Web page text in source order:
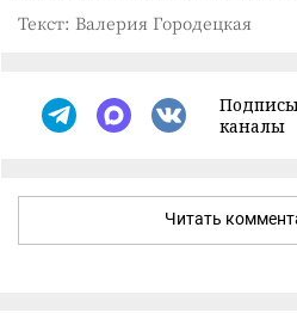
Текст: Валерия Городецкая
каналы
Читать